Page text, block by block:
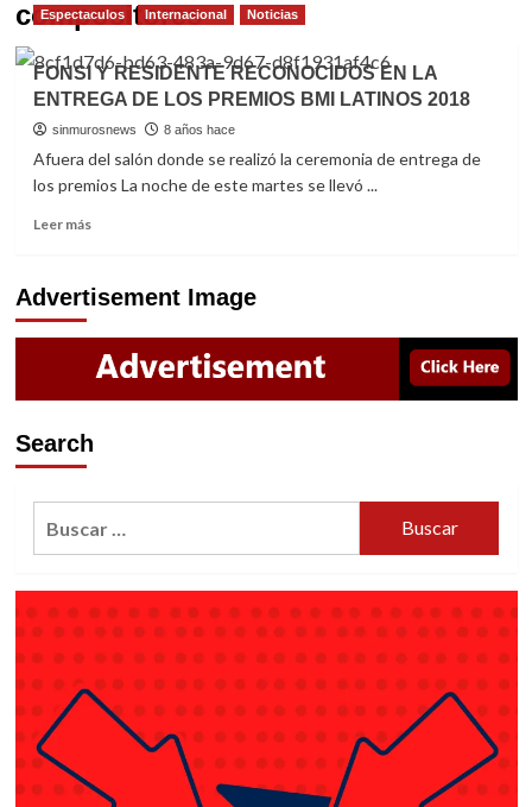
compositores
Espectaculos Internacional Noticias
FONSI Y RESIDENTE RECONOCIDOS EN LA
ENTREGA DE LOS PREMIOS BMI LATINOS 2018
sinmurosnews 8 años hace
Afuera del salón donde se realizó la ceremonia de entrega de
los premios La noche de este martes se llevó ...
Leer másRead
FONSI
Y
RESIDENTE
RECONOCIDOS
EN
LA
DE
LATINOS
2018
Advertisement Image
Search